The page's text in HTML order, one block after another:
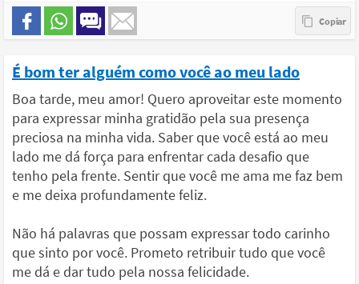
É bom ter alguém como você ao meu lado
Boa tarde, meu amor! Quero aproveitar este momento
para expressar minha gratidão pela sua presença
preciosa na minha vida. Saber que você está ao meu
lado me dá força para enfrentar cada desafio que
tenho pela frente. Sentir que você me ama me faz bem
e me deixa profundamente feliz.
Não há palavras que possam expressar todo carinho
que sinto por você. Prometo retribuir tudo que você
me dá e dar tudo pela nossa felicidade.